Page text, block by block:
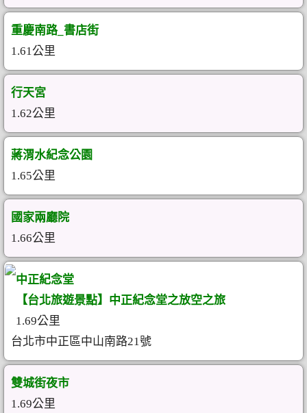
重慶南路_書店街
1.61公里
行天宮
1.62公里
蔣渭水紀念公園
1.65公里
國家兩廳院
1.66公里
中正紀念堂
【台北旅遊景點】中正紀念堂之放空之旅
1.69公里
台北市中正區中山南路21號
雙城街夜市
1.69公里